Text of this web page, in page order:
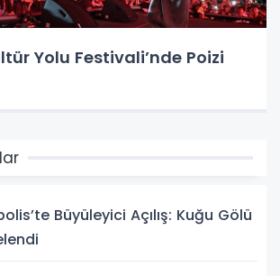
Yolu Festivali’nde Poizi
Büyüleyici Açılış: Kuğu Gölü